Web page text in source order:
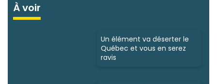
À voir
Un élément va déserter le
Québec et vous en serez
ravis